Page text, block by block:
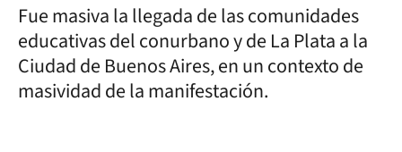
Fue masiva la llegada de las comunidades
educativas del conurbano y de La Plata a la
Ciudad de Buenos Aires, en un contexto de
masividad de la manifestación.